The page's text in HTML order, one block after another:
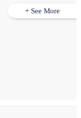
+ See More